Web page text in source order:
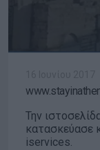
Την
κατασκεύασε
iservices.